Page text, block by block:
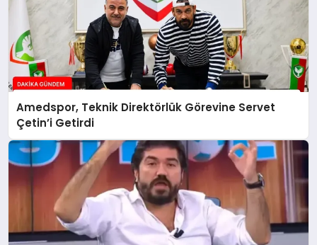
Amedspor, Teknik Direktörlük Görevine Servet
Çetin’i Getirdi